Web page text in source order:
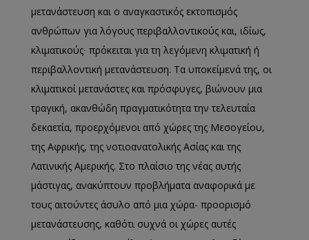
μετανάστευση και ο αναγκαστικός εκτοπισμός
ανθρώπων για λόγους περιβαλλοντικούς και, ιδίως,
κλιματικούς∙ πρόκειται για τη λεγόμενη κλιματική ή
περιβαλλοντική μετανάστευση. Τα υποκείμενά της, οι
κλιματικοί μετανάστες και πρόσφυγες, βιώνουν μια
τραγική, ακανθώδη πραγματικότητα την τελευταία
δεκαετία, προερχόμενοι από χώρες της Μεσογείου,
της Αφρικής, της νοτιοανατολικής Ασίας και της
Λατινικής Αμερικής. Στο πλαίσιο της νέας αυτής
μάστιγας, ανακύπτουν προβλήματα αναφορικά με
τους αιτούντες άσυλο από μια χώρα- προορισμό
μετανάστευσης, καθότι συχνά οι χώρες αυτές